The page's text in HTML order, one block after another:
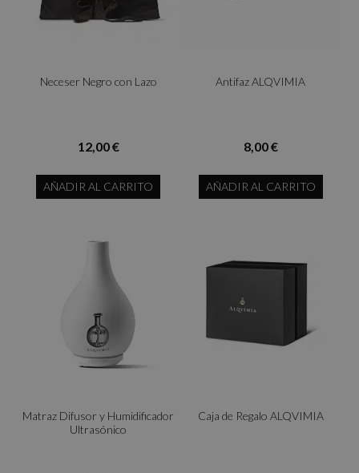
Neceser Negro con Lazo
12,00 €
AÑADIR AL CARRITO
Antifaz ALQVIMIA
8,00 €
AÑADIR AL CARRITO
Matraz Difusor y Humidificador
Ultrasónico
Caja de Regalo ALQVIMIA